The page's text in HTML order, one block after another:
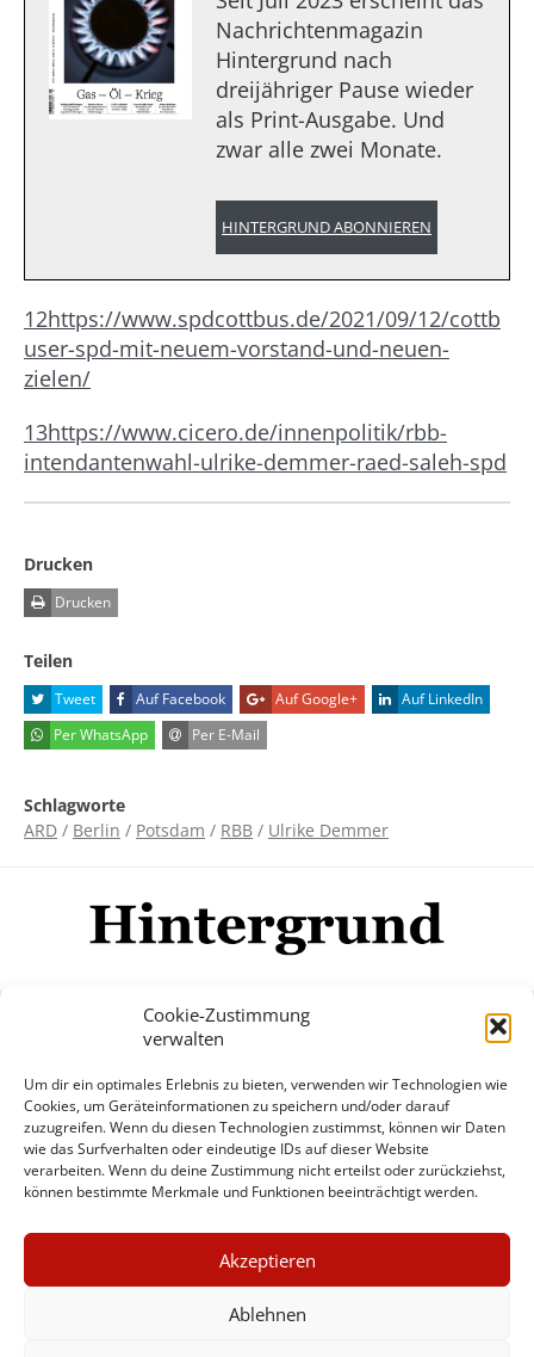
Cookie-Zustimmung
verwalten
Um dir ein optimales Erlebnis zu bieten, verwenden wir Technologien wie
Cookies, um Geräteinformationen zu speichern und/oder darauf
zuzugreifen. Wenn du diesen Technologien zustimmst, können wir Daten
wie das Surfverhalten oder eindeutige IDs auf dieser Website
verarbeiten. Wenn du deine Zustimmung nicht erteilst oder zurückziehst,
können bestimmte Merkmale und Funktionen beeinträchtigt werden.
Akzeptieren
Ablehnen
Nachrichtenmagazin
Hintergrund nach
dreijähriger Pause wieder
als Print-Ausgabe. Und
zwar alle zwei Monate.
HINTERGRUND ABONNIEREN
12https://www.spdcottbus.de/2021/09/12/cottb
user-spd-mit-neuem-vorstand-und-neuen-
zielen/
13https://www.cicero.de/innenpolitik/rbb-
intendantenwahl-ulrike-demmer-raed-saleh-spd
Drucken
Drucken
Teilen
Tweet Auf Facebook Auf Google+
Auf LinkedIn
Per WhatsApp
Per E-Mail
Schlagworte
ARD / Berlin / Potsdam / RBB / Ulrike Demmer
Mehr
© Copyright Hintergrund.de, 2015 - 2026
Zum Newsletter jetzt kostenlos
anmelden
erscheint ca. alle 4 Wochen
×